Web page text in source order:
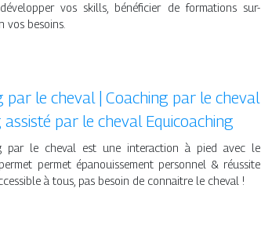
vos skills, bénéficier de formations sur-
vos besoins.
par le cheval | Coaching par le cheval
assisté par le cheval Equicoa­ching
par le cheval est une interaction à pied avec le
permet épanouissement personnel & réussite
à tous, pas besoin de connaitre le cheval !